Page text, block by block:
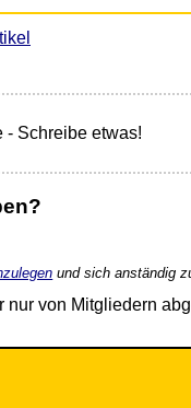
- Schreibe etwas!
und sich anständig
nur von Mitgliedern